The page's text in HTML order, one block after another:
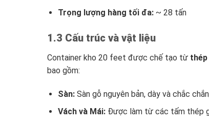
Trọng lượng hàng tối đa:~ 28 tấn
1.3 Cấu trúc và vật liệu
Container kho 20 feet được chế tạo từ
bao gồm:
Sàn:Sàn gỗ nguyên bản, dày và chắc
Vách và Mái:Được làm từ các tấm thép